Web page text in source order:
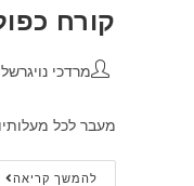
קורח
מרדכי נויגרשל
מעבר לכל
להמשך קריאה